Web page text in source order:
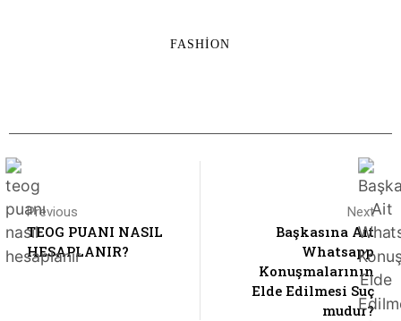
FASHION
Previous
TEOG PUANI NASIL
HESAPLANIR?
Next
Başkasına Ait
Whatsapp
Konuşmalarının
Elde Edilmesi Suç
mudur?